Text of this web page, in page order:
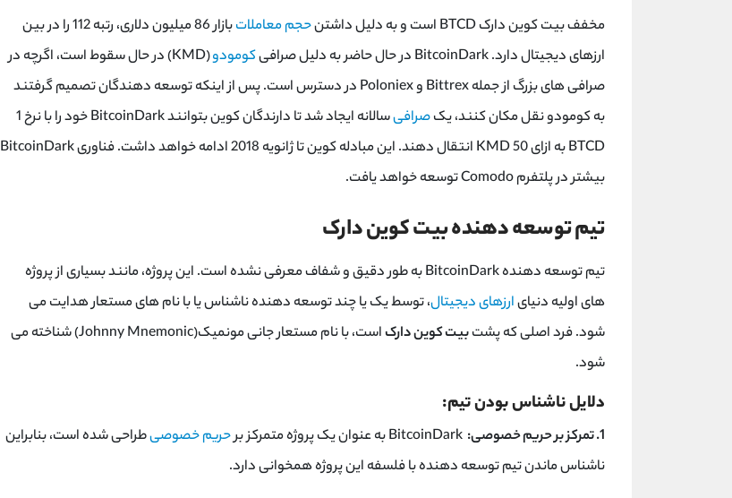
مخفف بیت کوین دارک BTCD است و به دلیل داشتن حجم معاملات
بازار 86 میلیون دلاری، رتبه 112 را در بین
ارزهای دیجیتال دارد. BitcoinDark در حال حاضر به دلیل صرافی
کومودو
(KMD) در حال سقوط است، اگرچه در
صرافی های بزرگ از جمله Bittrex و Poloniex در دسترس است. پس از اینکه توسعه دهندگان تصمیم گرفتند
به کومودو نقل مکان کنند، یکصرافی
سالانه ایجاد شد تا دارندگان کوین بتوانند BitcoinDark خود را با نرخ 1
BTCD به ازای 50 KMD انتقال دهند. این مبادله کوین تا ژانویه 2018 ادامه خواهد داشت. فناوری BitcoinDark
بیشتر در پلتفرم Comodo توسعه خواهد یافت.
تیم توسعه دهنده بیت کوین دارک
تیم توسعه‌ دهنده BitcoinDark به طور دقیق و شفاف معرفی نشده است. این پروژه، مانند بسیاری از پروژه‌
های اولیه دنیایارزهای دیجیتال، توسط یک یا چند توسعه‌ دهنده ناشناس یا با نام ‌های مستعار هدایت می‌
شود. فرد اصلی که پشتبیت کوین دارک
است، با نام مستعار جانی مونمیک(Johnny Mnemonic) شناخته می
‌شود.
دلایل ناشناس بودن تیم:
1. تمرکز بر حریم خصوصی: حریم خصوصیطراحی شده است، بنابراین
ناشناس ماندن تیم توسعه ‌دهنده با فلسفه این پروژه همخوانی دارد.